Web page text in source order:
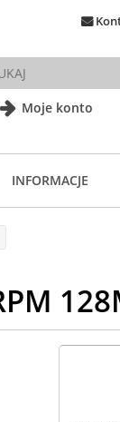
Moje konto
INFORMACJE